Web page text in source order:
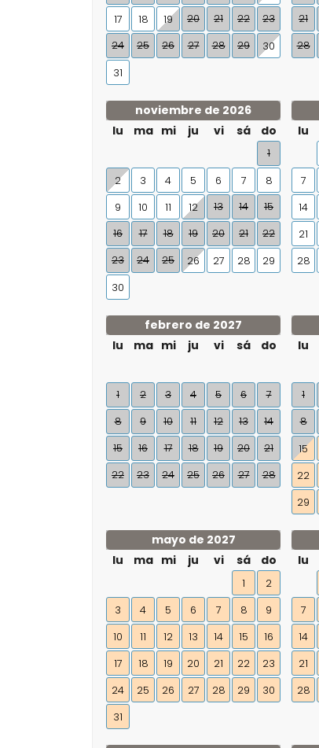
17
18 19 20 21 22
23
24
25 26 27 28 29
30
31
21
28
noviembre de 2026
lu
ma mi ju vi sá do
1
2 3 4 5 6 7
8
9
10 11 12 13 14
15
16
17 18 19 20 21
22
23
24 25 26 27 28
29
30
lu
7
14
21
28
febrero de 2027
lu
ma mi ju vi sá do
1 2 3 4 5 6
7
8
9 10 11 12 13
14
15
16 17 18 19 20
21
22
23 24 25 26 27 28
lu
1
8
15
22
29
mayo de 2027
lu
ma mi ju vi sá do
1
2
3
4 5 6 7 8
9
10
11 12 13 14 15
16
17
18 19 20 21 22
23
24
25 26 27 28 29
30
31
lu
7
14
21
28